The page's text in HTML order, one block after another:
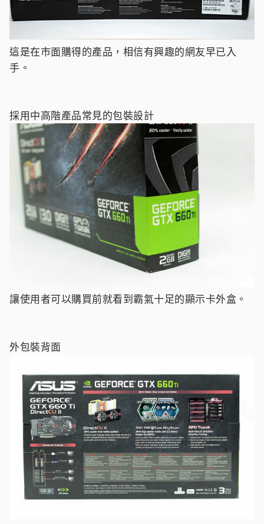
這是在市面購得的產品，相信有興趣的網友早已入
手。
採用中高階產品常見的包裝設計
讓使用者可以購買前就看到霸氣十足的顯示卡外盒。
外包裝背面